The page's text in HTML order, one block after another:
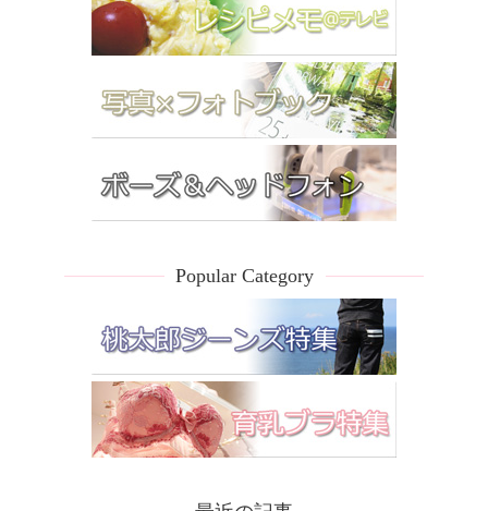
Popular Category